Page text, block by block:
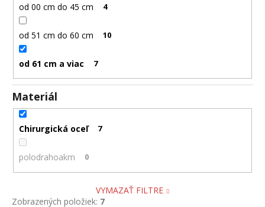
od 00 cm do 45 cm 4
od 51 cm do 60 cm 10
od 61 cm a viac 7
Materiál
Chirurgická oceľ 7
polodrahoakm 0
VYMAZAŤ FILTRE
Zobrazených položiek: 7
RETIAZKA
PRÍVESKOM
KRÍŽ
ANKH
ZLATÝ
+
DARČEKOVÁ
KRABIČKA
ZADARMO
22,05